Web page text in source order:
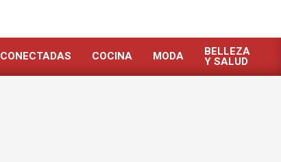
CONECTADAS COCINA MODA
BELLEZA
Y SALUD